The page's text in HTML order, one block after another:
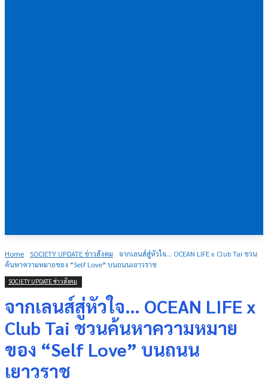
Home SOCIETY UPDATE ข่าวสังคม
จากเลนส์สู่หัวใจ… OCEAN LIFE x Club Tai ชวน
ค้นหาความหมายของ “Self Love” บนถนนเยาวราช
SOCIETY UPDATE ข่าวสังคม
จากเลนส์สู่หัวใจ… OCEAN LIFE x
Club Tai ชวนค้นหาความหมาย
ของ “Self Love” บนถนน
เยาวราช